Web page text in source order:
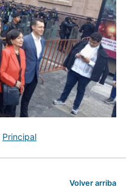
Principal
Volver arriba